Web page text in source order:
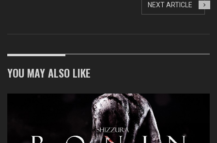
NEXT ARTICLE
YOU MAY ALSO LIKE